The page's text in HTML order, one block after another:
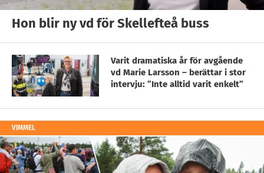
Hon blir ny vd för Skellefteå buss
Varit dramatiska år för avgående
vd Marie Larsson – berättar i stor
intervju: ”Inte alltid varit enkelt”
VIMMEL